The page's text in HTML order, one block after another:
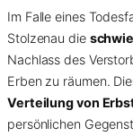
Im Falle eines
Stolzenau die
Nachlass des
Erben zu räumen.
Verteilung von
persönlichen